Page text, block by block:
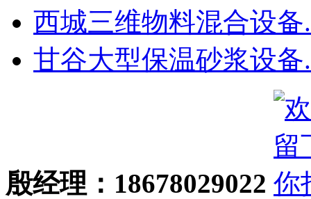
西城三维物料混合设备
甘谷大型保温砂浆设备
殷经理：18678029022